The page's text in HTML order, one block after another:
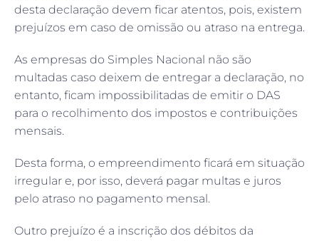
desta declaração devem ficar atentos, pois, existem
prejuízos em caso de omissão ou atraso na entrega.
As empresas do Simples Nacional não são
multadas caso deixem de entregar a declaração, no
entanto, ficam impossibilitadas de emitir o DAS
para o recolhimento dos impostos e contribuições
mensais.
Desta forma, o empreendimento ficará em situação
irregular e, por isso, deverá pagar multas e juros
pelo atraso no pagamento mensal.
Outro prejuízo é a inscrição dos débitos da